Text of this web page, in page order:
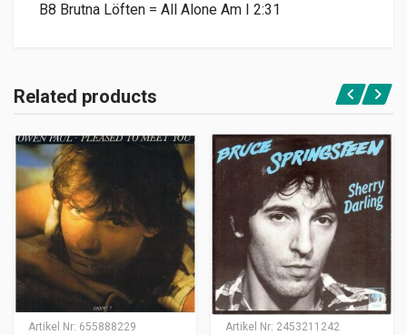
B8 Brutna Löften = All Alone Am I 2:31
Related products
Artikel Nr: 655888229 Artikel Nr: 2453211242